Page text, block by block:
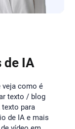
de IA
veja como é
texto / blog
texto para
de IA e mais